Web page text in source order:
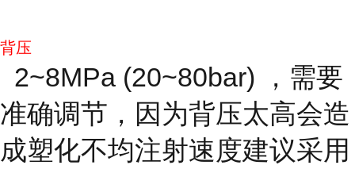
背压
2~8MPa (20~80bar) ，需要
准确调节，因为背压太高会造
成塑化不均注射速度建议采用